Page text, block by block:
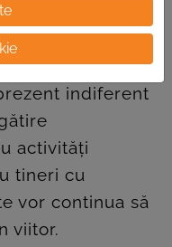
dintre cele
din strategia de
Autonet Import,
indiferent
activități
tineri cu
vor continua să
viitor.